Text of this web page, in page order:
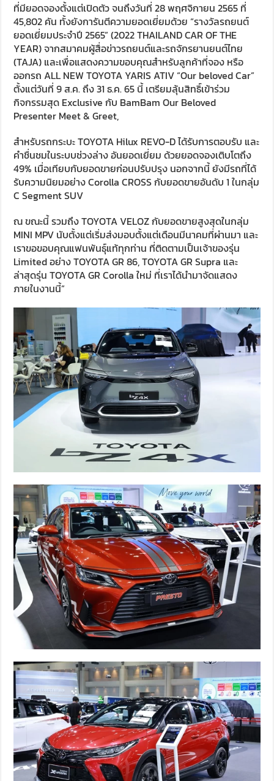
ที่มียอดจองตั้งแต่เปิดตัว จนถึงวันที่ 28 พฤศจิกายน 2565 ที่
45,802 คัน ทั้งยังการันตีความยอดเยี่ยมด้วย “รางวัลรถยนต์
ยอดเยี่ยมประจำปี 2565” (2022 THAILAND CAR OF THE
YEAR) จากสมาคมผู้สื่อข่าวรถยนต์และรถจักรยานยนต์ไทย
(TAJA) และเพื่อแสดงความขอบคุณสำหรับลูกค้าที่จอง หรือ
ออกรถ ALL NEW TOYOTA YARIS ATIV “Our beloved Car”
ตั้งแต่วันที่ 9 ส.ค. ถึง 31 ธ.ค. 65 นี้ เตรียมลุ้นสิทธิ์เข้าร่วม
กิจกรรมสุด Exclusive กับ BamBam Our Beloved
Presenter Meet & Greet,
สำหรับรถกระบะ TOYOTA Hilux REVO-D ได้รับการตอบรับ และ
คำชื่นชมในระบบช่วงล่าง อันยอดเยี่ยม ด้วยยอดจองเติบโตถึง
49% เมื่อเทียบกับยอดขายก่อนปรับปรุง นอกจากนี้ ยังมีรถที่ได้
รับความนิยมอย่าง Corolla CROSS กับยอดขายอันดับ 1 ในกลุ่ม
C Segment SUV
ณ ขณะนี้ รวมถึง TOYOTA VELOZ กับยอดขายสูงสุดในกลุ่ม
MINI MPV นับตั้งแต่เริ่มส่งมอบตั้งแต่เดือนมีนาคมที่ผ่านมา และ
เราขอขอบคุณแฟนพันธุ์แท้ทุกท่าน ที่ติดตามเป็นเจ้าของรุ่น
Limited อย่าง TOYOTA GR 86, TOYOTA GR Supra และ
ล่าสุดรุ่น TOYOTA GR Corolla ใหม่ ที่เราได้นำมาจัดแสดง
ภายในงานนี้”